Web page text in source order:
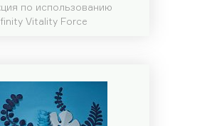
по использованию
Vitality Force